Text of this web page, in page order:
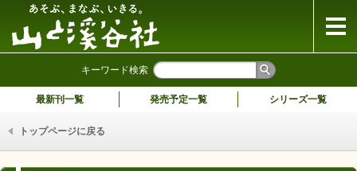
キーワード検索
最新刊一覧 発売予定一覧 シリーズ一覧
トップページに戻る